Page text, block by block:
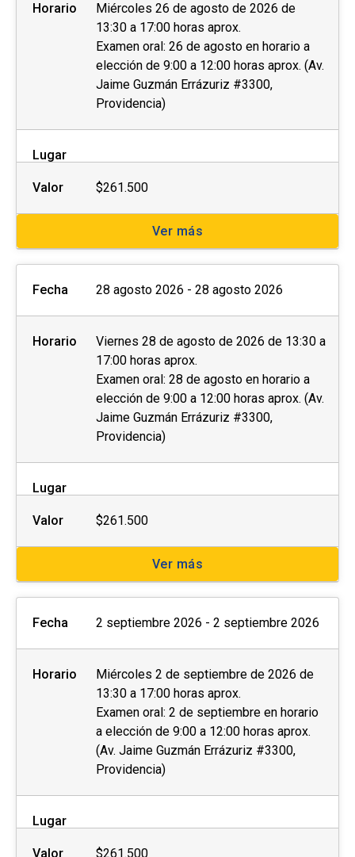
Horario
Miércoles 26 de agosto de 2026 de
13:30 a 17:00 horas aprox.
Examen oral: 26 de agosto en horario a
elección de 9:00 a 12:00 horas aprox. (Av.
Jaime Guzmán Errázuriz #3300,
Providencia)
Lugar
Valor $261.500
Ver más
Fecha 28 agosto 2026 - 28 agosto 2026
Horario
Viernes 28 de agosto de 2026 de 13:30 a
17:00 horas aprox.
Examen oral: 28 de agosto en horario a
elección de 9:00 a 12:00 horas aprox. (Av.
Jaime Guzmán Errázuriz #3300,
Providencia)
Lugar
Valor $261.500
Ver más
Fecha 2 septiembre 2026 - 2 septiembre 2026
Horario
Miércoles 2 de septiembre de 2026 de
13:30 a 17:00 horas aprox.
Examen oral: 2 de septiembre en horario
a elección de 9:00 a 12:00 horas aprox.
(Av. Jaime Guzmán Errázuriz #3300,
Providencia)
Lugar
Valor $261.500